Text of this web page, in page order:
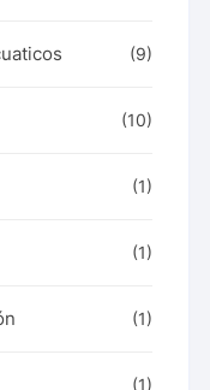
(9)
(10)
(1)
(1)
(1)
(1)